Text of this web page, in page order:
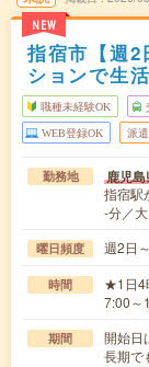
NEW
指宿市【週2
ションで生
職種未経験OK
WEB登録OK 派遣
勤務地 鹿児
指宿駅
-分／
曜日頻度 週2日
時間
★1日4
7:00～
期間
開始
長期で